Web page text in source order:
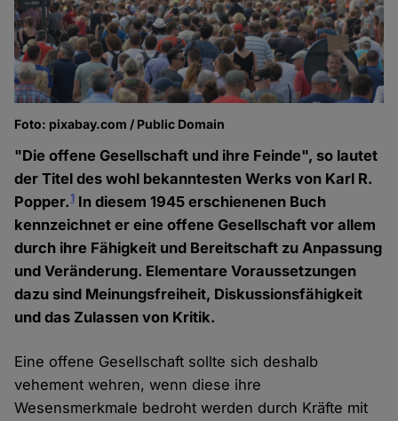
Foto: pixabay.com / Public Domain
"Die offene Gesellschaft und ihre Feinde", so lautet
der Titel des wohl bekanntesten Werks von Karl R.
Popper.1 In diesem 1945 erschienenen Buch
kennzeichnet er eine offene Gesellschaft vor allem
durch ihre Fähigkeit und Bereitschaft zu Anpassung
und Veränderung. Elementare Voraussetzungen
dazu sind Meinungsfreiheit, Diskussionsfähigkeit
und das Zulassen von Kritik.
Eine offene Gesellschaft sollte sich deshalb
vehement wehren, wenn diese ihre
Wesensmerkmale bedroht werden durch Kräfte mit